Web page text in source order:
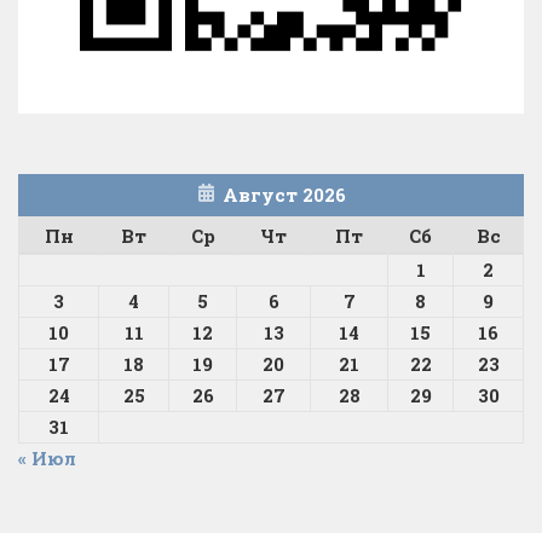
Август 2026
Пн
Вт Ср Чт Пт Сб
Вс
1
2
3
4 5 6 7 8
9
10
11 12 13 14 15
16
17
18 19 20 21 22
23
24
25 26 27 28 29
30
31
« Июл